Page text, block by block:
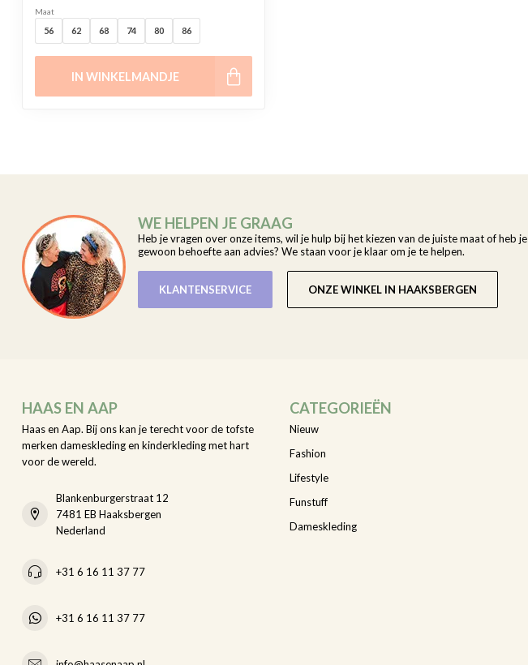
Maat
56 62 68 74 80 86
IN WINKELMANDJE
WE HELPEN JE GRAAG
Heb je vragen over onze items, wil je hulp bij het kiezen van de juiste maat of heb je
gewoon behoefte aan advies? We staan voor je klaar om je te helpen.
KLANTENSERVICE ONZE WINKEL IN HAAKSBERGEN
HAAS EN AAP
Haas en Aap. Bij ons kan je terecht voor de tofste
merken dameskleding en kinderkleding met hart
voor de wereld.
Blankenburgerstraat 12
7481 EB Haaksbergen
Nederland
+31 6 16 11 37 77
+31 6 16 11 37 77
CATEGORIEËN
Nieuw
Fashion
Lifestyle
Funstuff
Dameskleding